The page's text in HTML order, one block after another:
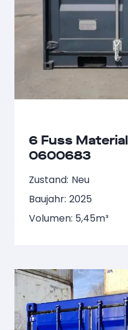
6 Fuss
0600683
Zustand: Neu
Baujahr: 2025
Volumen: 5,45m³